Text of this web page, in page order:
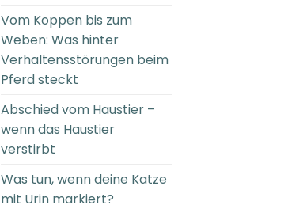
Vom Koppen bis zum
Weben: Was hinter
Verhaltensstörungen beim
Pferd steckt
Abschied vom Haustier –
wenn das Haustier
verstirbt
Was tun, wenn deine Katze
mit Urin markiert?